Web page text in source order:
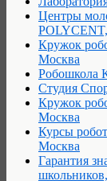
Центры
Кружок
Москва
Робошкола
Студия
Кружок
Москва
Курсы
Москва
Гарантия